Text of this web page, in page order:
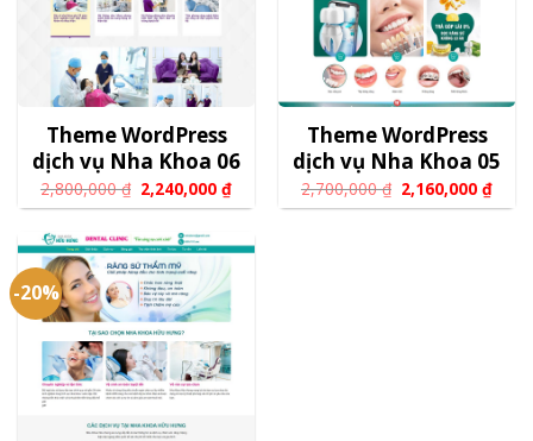
Theme WordPress
dịch vụ Nha Khoa 06
2,800,000₫ 2,240,000₫
Theme WordPress
dịch vụ Nha Khoa 05
2,700,000₫ 2,160,000₫
-20%